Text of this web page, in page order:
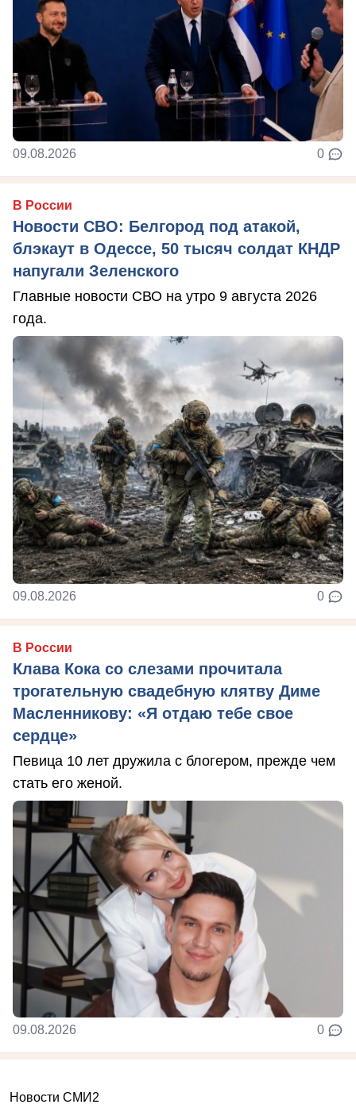
09.08.2026 0
В России
Новости СВО: Белгород под атакой,
блэкаут в Одессе, 50 тысяч солдат КНДР
напугали Зеленского
Главные новости СВО на утро 9 августа 2026
года.
09.08.2026 0
В России
Клава Кока со слезами прочитала
трогательную свадебную клятву Диме
Масленникову: «Я отдаю тебе свое
сердце»
Певица 10 лет дружила с блогером, прежде чем
стать его женой.
09.08.2026 0
Новости СМИ2